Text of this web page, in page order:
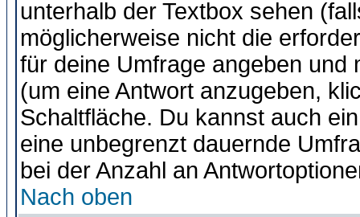
unterhalb der Textbox sehen
möglicherweise nicht die
für deine Umfrage angeben und
(um eine Antwort anzugeben,
Schaltfläche. Du kannst auch
eine unbegrenzt dauernde
bei der Anzahl an
Nach oben